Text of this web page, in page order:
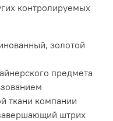
контролируемых
золотой
предмета
ткани компании
штрих